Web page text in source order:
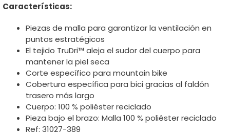
Características:
Piezas de malla para garantizar la ventilación en
puntos estratégicos
El tejido TruDri™ aleja el sudor del cuerpo para
mantener la piel seca
Corte específico para mountain bike
Cobertura específica para bici gracias al faldón
trasero más largo
Cuerpo: 100 % poliéster reciclado
Pieza bajo el brazo: Malla 100 % poliéster reciclado
Ref: 31027-389